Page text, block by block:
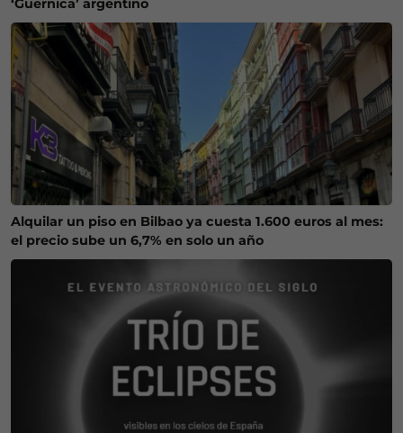
‘Guernica’ argentino
Alquilar un piso en Bilbao ya cuesta 1.600 euros al mes:
el precio sube un 6,7% en solo un año